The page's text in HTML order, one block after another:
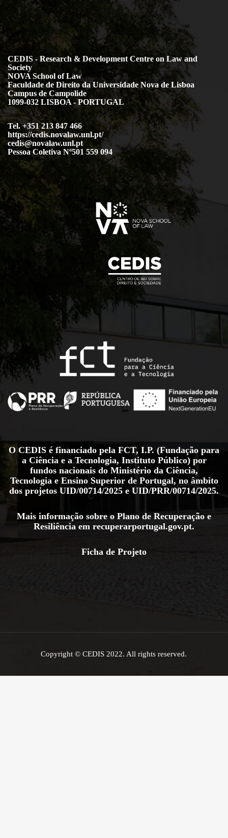
CEDIS - Research & Development Centre on Law and
Society
NOVA School of Law
Faculdade de Direito da Universidade Nova de Lisboa
Campus de Campolide
1099-032 LISBOA - PORTUGAL
Tel. +351 213 847 466
https://cedis.novalaw.unl.pt/
cedis@novalaw.unl.pt
Pessoa Coletiva Nº501 559 094
O CEDIS é financiado pela FCT, I.P. (Fundação para
a Ciência e a Tecnologia, Instituto Público) por
fundos nacionais do Ministério da Ciência,
Tecnologia e Ensino Superior de Portugal, no âmbito
dos projetos UID/00714/2025 e UID/PRR/00714/2025.
Mais informação sobre o Plano de Recuperação e
Resiliência em recuperarportugal.gov.pt.
Ficha de Projeto
Copyright © CEDIS 2022. All rights reserved.